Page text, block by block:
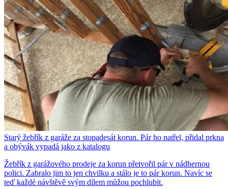
Starý žebřík z garáže za stopadesát korun. Pár ho natřel, přidal prkna
a obývák vypadá jako z katalogu
Žebřík z garážového prodeje za korun přetvořil pár v nádhernou
polici. Zabralo jim to jen chvilku a stálo je to pár korun. Navíc se
teď každé návštěvě svým dílem můžou pochlubit.